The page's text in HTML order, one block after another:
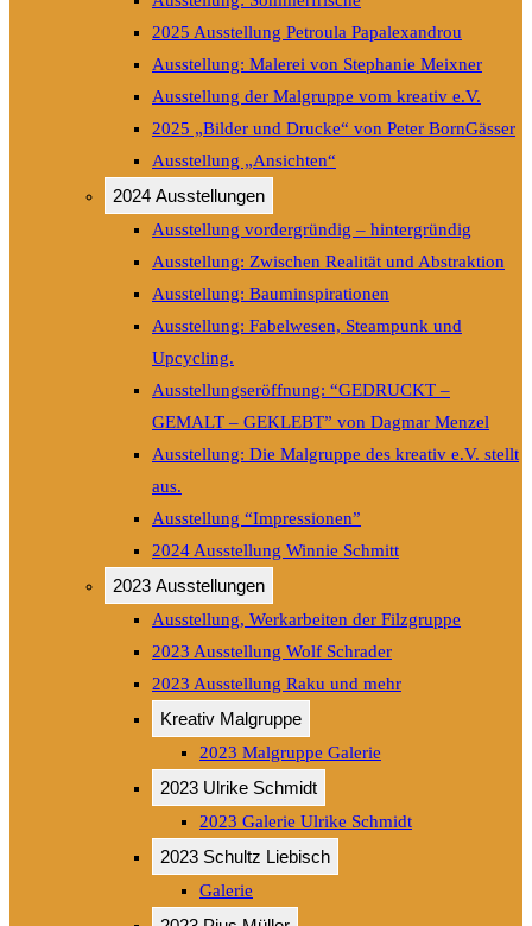
2025 Ausstellung Petroula Papalexandrou
Ausstellung: Malerei von Stephanie Meixner
Ausstellung der Malgruppe vom kreativ e.V.
2025 „Bilder und Drucke“ von Peter BornGässer
Ausstellung „Ansichten“
2024 Ausstellungen
Ausstellung vordergründig – hintergründig
Ausstellung: Zwischen Realität und Abstraktion
Ausstellung: Bauminspirationen
Ausstellung: Fabelwesen, Steampunk und
Upcycling.
Ausstellungseröffnung: “GEDRUCKT –
GEMALT – GEKLEBT” von Dagmar Menzel
Ausstellung: Die Malgruppe des kreativ e.V. stellt
aus.
Ausstellung “Impressionen”
2024 Ausstellung Winnie Schmitt
2023 Ausstellungen
Ausstellung, Werkarbeiten der Filzgruppe
2023 Ausstellung Wolf Schrader
2023 Ausstellung Raku und mehr
Kreativ Malgruppe
2023 Malgruppe Galerie
2023 Ulrike Schmidt
2023 Galerie Ulrike Schmidt
2023 Schultz Liebisch
Galerie